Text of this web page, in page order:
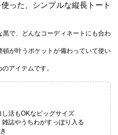
った、シンプルな縦長トート
で、どんなコーディネートにも合わ
が叶うポケットが備わっていて使い
アイテムです。
し活もOKなビッグサイズ
誌やうちわがすっぽり入る